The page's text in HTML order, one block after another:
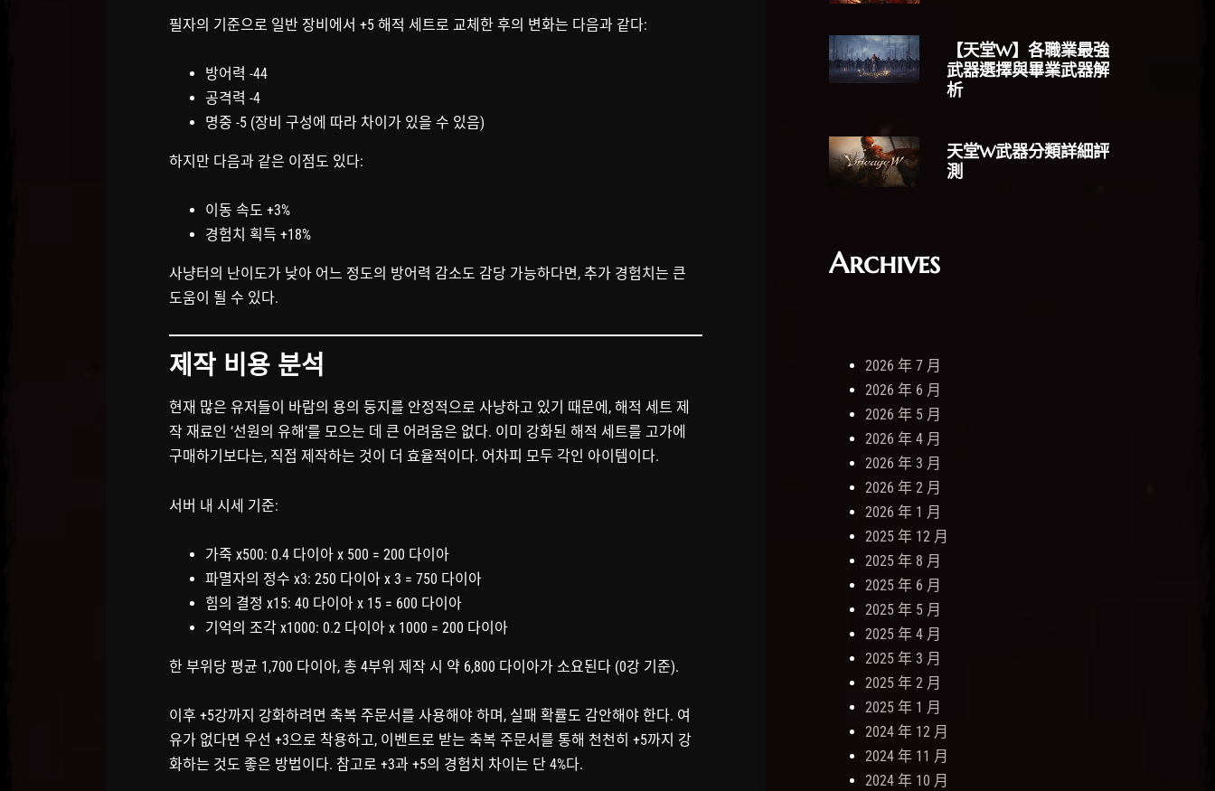
필자의 기준으로 일반 장비에서 +5 해적 세트로 교체한 후의 변화는 다음과 같다:
방어력 -44
공격력 -4
명중 -5 (장비 구성에 따라 차이가 있을 수 있음)
하지만 다음과 같은 이점도 있다:
이동 속도 +3%
경험치 획득 +18%
사냥터의 난이도가 낮아 어느 정도의 방어력 감소도 감당 가능하다면, 추가 경험치는 큰
도움이 될 수 있다.
제작 비용 분석
현재 많은 유저들이 바람의 용의 둥지를 안정적으로 사냥하고 있기 때문에, 해적 세트 제
작 재료인 ‘선원의 유해’를 모으는 데 큰 어려움은 없다. 이미 강화된 해적 세트를 고가에
구매하기보다는, 직접 제작하는 것이 더 효율적이다. 어차피 모두 각인 아이템이다.
서버 내 시세 기준:
가죽 x500: 0.4 다이아 x 500 = 200 다이아
파멸자의 정수 x3: 250 다이아 x 3 = 750 다이아
힘의 결정 x15: 40 다이아 x 15 = 600 다이아
기억의 조각 x1000: 0.2 다이아 x 1000 = 200 다이아
한 부위당 평균 1,700 다이아, 총 4부위 제작 시 약 6,800 다이아가 소요된다 (0강 기준).
이후 +5강까지 강화하려면 축복 주문서를 사용해야 하며, 실패 확률도 감안해야 한다. 여
유가 없다면 우선 +3으로 착용하고, 이벤트로 받는 축복 주문서를 통해 천천히 +5까지 강
화하는 것도 좋은 방법이다. 참고로 +3과 +5의 경험치 차이는 단 4%다.
【天堂W】各職業最強
武器選擇與畢業武器解
析
天堂W武器分類詳細評
測
Archives
2026 年 7 月
2026 年 6 月
2026 年 5 月
2026 年 4 月
2026 年 3 月
2026 年 2 月
2026 年 1 月
2025 年 12 月
2025 年 8 月
2025 年 6 月
2025 年 5 月
2025 年 4 月
2025 年 3 月
2025 年 2 月
2025 年 1 月
2024 年 12 月
2024 年 11 月
2024 年 10 月